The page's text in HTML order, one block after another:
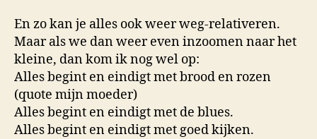
En zo kan je alles ook weer weg-relativeren.
Maar als we dan weer even inzoomen naar het
kleine, dan kom ik nog wel op:
Alles begint en eindigt met brood en rozen
(quote mijn moeder)
Alles begint en eindigt met de blues.
Alles begint en eindigt met goed kijken.